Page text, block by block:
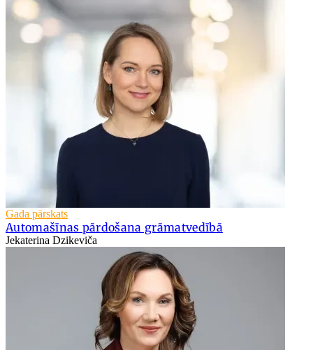
Gada pārskats
Automašīnas pārdošana grāmatvedībā
Jekaterina Dzikeviča